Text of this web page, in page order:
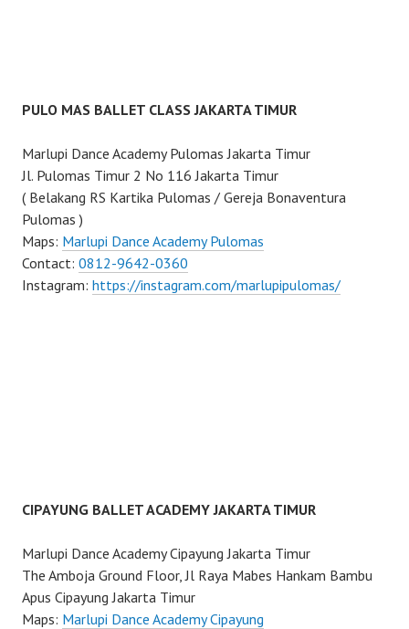
PULO MAS BALLET CLASS JAKARTA TIMUR
Marlupi Dance Academy Pulomas Jakarta Timur
Jl. Pulomas Timur 2 No 116 Jakarta Timur
( Belakang RS Kartika Pulomas / Gereja Bonaventura
Pulomas )
Maps: Marlupi Dance Academy Pulomas
Contact: 0812-9642-0360
Instagram: https://instagram.com/marlupipulomas/
CIPAYUNG BALLET ACADEMY JAKARTA TIMUR
Marlupi Dance Academy Cipayung Jakarta Timur
The Amboja Ground Floor, Jl Raya Mabes Hankam Bambu
Apus Cipayung Jakarta Timur
Maps: Marlupi Dance Academy Cipayung